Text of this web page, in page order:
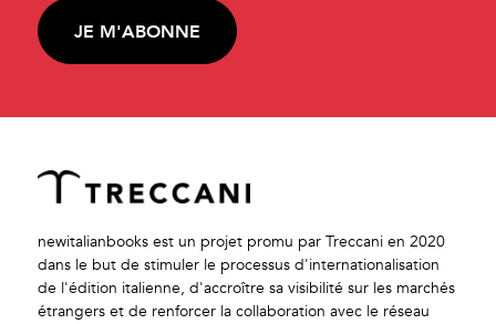
JE M'ABONNE
newitalianbooks est un projet promu par Treccani en 2020
dans le but de stimuler le processus d'internationalisation
de l'édition italienne, d'accroître sa visibilité sur les marchés
étrangers et de renforcer la collaboration avec le réseau